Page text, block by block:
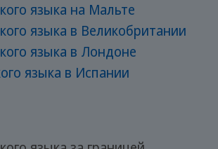
языка на Мальте
языка в Великобритании
языка в Лондоне
языка в Испании